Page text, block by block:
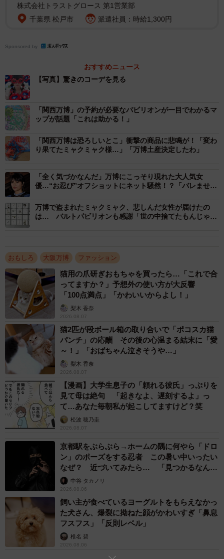
1/2
全身をミャクミャクでフル装備！（提供：ふわる໒꒱ ⡱さん）
ーー大阪・関西万博の会場には何度か行ったのでしょう
か？
「前回が初めてでした！ 何回も行くと決めていたのでいろ
んな場所を歩いて楽しんだり、東京ではなかなか見られな
いミャクミャクのグッズをお迎えすることに重きを置きま
した♬」
ーーミャクミャクを好きになったのは？
「まだ名前も付いていないころ、『いのちのかがやきく
ん？！』とXで最初に見た時のインパクトが忘れられません
でした。好きというより『気になる存在』だったのです
が、だからこそ定期的に覗いてしまって、動いていたりグ
ッズを見たりしていく中で愛着が湧き、『かわいいな…』
と思うようになりました！♡」
ーー「ミャクミャクコーデ」の総額はおいくら？
株式会社トラストグロース 第1営業部
千葉県 松戸市
派遣社員：時給1,300円
Sponsored by
おすすめニュース
【写真】驚きのコーデを見る
「関西万博」の予約が必要なパビリオンが一目でわかるマ
ップが話題「これは助かる！」
「関西万博は恐ろしいとこ」衝撃の商品に悲鳴が！「変わ
り果てたミャクミャク様…」「万博土産決定したわ」
「全く気づかなんだ」万博にこっそり現れた大人気女
優…“お忍び”オフショットにネット騒然！？「バレません
万博で盗まれたミャクミャク、悲しんだ女性が届けたの
は… バルトパビリオンも感謝「世の中捨てたもんじゃな
おもしろ 大阪万博 ファッション
猫用の爪研ぎおもちゃを買ったら…「これで合
ってますか？」予想外の使い方が大反響
「100点満点」「かわいいからよし！」
梨木 香奈
2026.08.07
猫2匹が段ボール箱の取り合いで「ポコスカ猫
パンチ」の応酬 その後の心温まる結末に「愛
～！」「おばちゃん泣きそうや…」
梨木 香奈
2026.08.07
【漫画】大学生息子の「頼れる彼氏」っぷりを
見て母は絶句 「起きなよ、遅刻するよ」っ
て…あなた毎朝私が起こしてますけど？笑
松波 穂乃圭
2026.08.07
京都駅をぶらぶら→ホームの隅に何やら「ドロ
ン」のポーズをする忍者 この暑い中いったい
なぜ？ 近づいてみたら… 「見つかるなんて
未熟」中将 タカノリ
2026.08.06
飼い主が食べているヨーグルトをもらえなかっ
た犬さん、爆裂に拗ねた顔がかわいすぎ「鼻息
フスフス」「反則レベル」
椎名 碧
2026.08.06